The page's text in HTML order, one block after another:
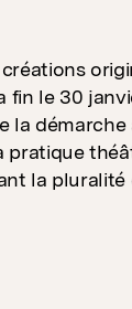
fin le 30
la
la